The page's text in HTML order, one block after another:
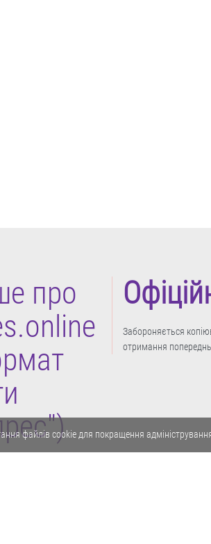
про
Забороняється
отримання
файлів cookie для покращення